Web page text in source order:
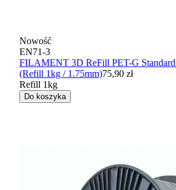
Nowość
EN71-3
FILAMENT 3D ReFill PET-G Standard
(Refill 1kg / 1.75mm)75,90 zł
Refill 1kg
Do koszyka